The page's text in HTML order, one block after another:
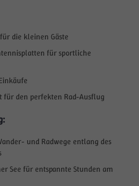
die kleinen Gäste
für sportliche
für den perfekten Rad-Ausflug
und Radwege entlang des
See für entspannte Stunden am